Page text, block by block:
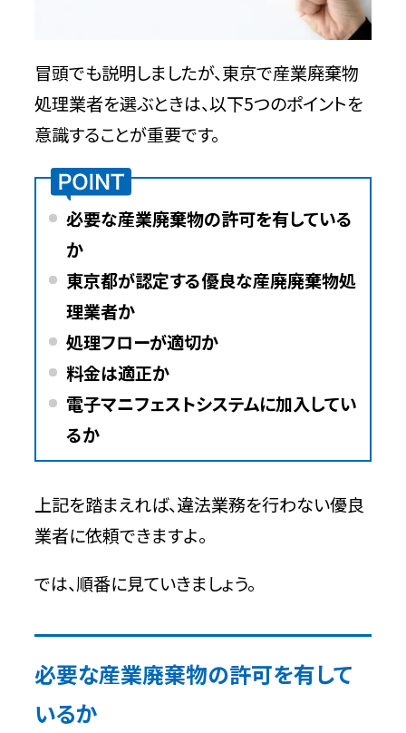
志賀興業株式会社【東京の優良業者】
特徴
問い合わせ時の基本情報
有限会社丸保商店【東京の優良業者】
問い合わせ時の基本情報
広陽サービス株式会社【東京の優良業
特徴
株式会社協栄清水商店【東京の優良業
問い合わせ時の基本情報
有限会社フロンティア【東京の優良業者】
冒頭でも説明しましたが、東京で産業廃棄物
処理業者を選ぶときは、以下5つのポイントを
意識することが重要です。
必要な産業廃棄物の許可を有している
か
東京都が認定する優良な産廃廃棄物処
理業者か
処理フローが適切か
料金は適正か
電子マニフェストシステムに加入してい
るか
上記を踏まえれば、違法業務を行わない優良
業者に依頼できますよ。
では、順番に見ていきましょう。
必要な産業廃棄物の許可を有して
いるか